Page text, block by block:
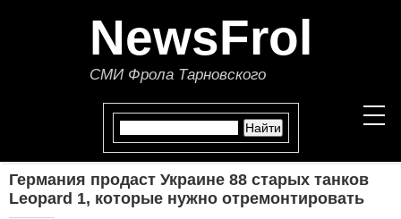
NewsFrol
СМИ Фрола Тарновского
НОВОСТИ
Германия продаст Украине 88 старых танков
Leopard 1, которые нужно отремонтировать